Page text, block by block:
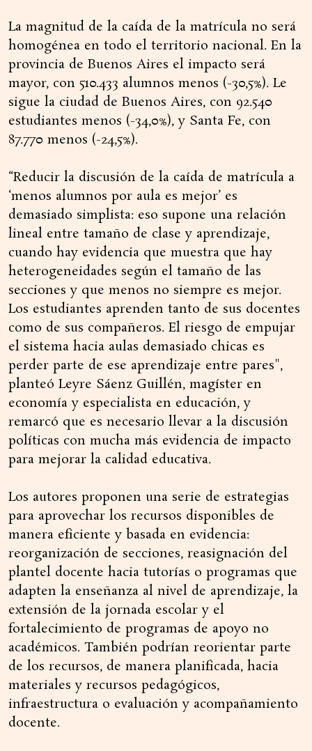
La magnitud de la caída de la matrícula no será
homogénea en todo el territorio nacional. En la
provincia de Buenos Aires el impacto será
mayor, con 510.433 alumnos menos (-30,5%). Le
sigue la ciudad de Buenos Aires, con 92.540
estudiantes menos (-34,0%), y Santa Fe, con
87.770 menos (-24,5%).
“Reducir la discusión de la caída de matrícula a
‘menos alumnos por aula es mejor’ es
demasiado simplista: eso supone una relación
lineal entre tamaño de clase y aprendizaje,
cuando hay evidencia que muestra que hay
heterogeneidades según el tamaño de las
secciones y que menos no siempre es mejor.
Los estudiantes aprenden tanto de sus docentes
como de sus compañeros. El riesgo de empujar
el sistema hacia aulas demasiado chicas es
perder parte de ese aprendizaje entre pares",
planteó Leyre Sáenz Guillén, magíster en
economía y especialista en educación, y
remarcó que es necesario llevar a la discusión
políticas con mucha más evidencia de impacto
para mejorar la calidad educativa.
Los autores proponen una serie de estrategias
para aprovechar los recursos disponibles de
manera eficiente y basada en evidencia:
reorganización de secciones, reasignación del
plantel docente hacia tutorías o programas que
adapten la enseñanza al nivel de aprendizaje, la
extensión de la jornada escolar y el
fortalecimiento de programas de apoyo no
académicos. También podrían reorientar parte
de los recursos, de manera planificada, hacia
materiales y recursos pedagógicos,
infraestructura o evaluación y acompañamiento
docente.